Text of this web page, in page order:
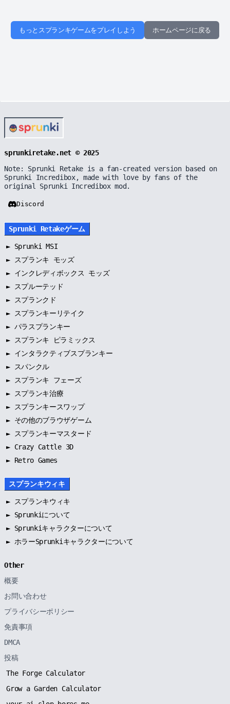
もっとスプランキゲームをプレイしよう ホームページに戻る
sprunkiretake.net © 2025
Note: Sprunki Retake is a fan-created version based on
Sprunki Incredibox, made with love by fans of the
original Sprunki Incredibox mod.
Discord
Sprunki Retakeゲーム
► Sprunki MSI
► スプランキ モッズ
► インクレディボックス モッズ
► スプルーテッド
► スプランクド
► スプランキーリテイク
► パラスプランキー
► スプランキ ピラミックス
► インタラクティブスプランキー
► スパンクル
► スプランキ フェーズ
► スプランキ治療
► スプランキースワップ
► その他のブラウザゲーム
► スプランキーマスタード
► Crazy Cattle 3D
► Retro Games
スプランキウィキ
► スプランキウィキ
► Sprunkiについて
► Sprunkiキャラクターについて
► ホラーSprunkiキャラクターについて
Other
概要
お問い合わせ
プライバシーポリシー
免責事項
DMCA
投稿
The Forge Calculator
Grow a Garden Calculator